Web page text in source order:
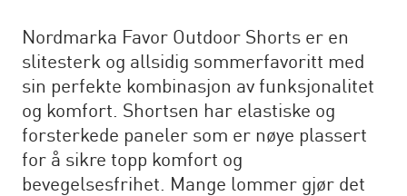
Nordmarka Favor Outdoor Shorts er en
slitesterk og allsidig sommerfavoritt med
sin perfekte kombinasjon av funksjonalitet
og komfort. Shortsen har elastiske og
forsterkede paneler som er nøye plassert
for å sikre topp komfort og
bevegelsesfrihet. Mange lommer gjør det